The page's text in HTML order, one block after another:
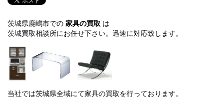
茨城県鹿嶋市での 家具の買取 は
茨城買取相談所にお任せ下さい。迅速に対応致します。
当社では茨城県全域にて家具の買取を行っております。